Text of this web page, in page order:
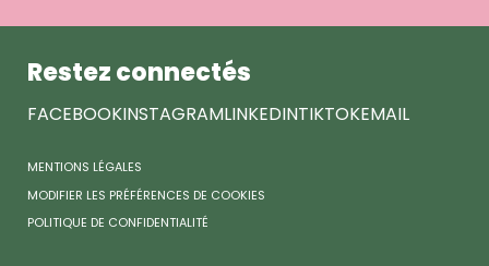
Restez connectés
FACEBOOKINSTAGRAMLINKEDINTIKTOKEMAIL
MENTIONS LÉGALES
MODIFIER LES PRÉFÉRENCES DE COOKIES
POLITIQUE DE CONFIDENTIALITÉ